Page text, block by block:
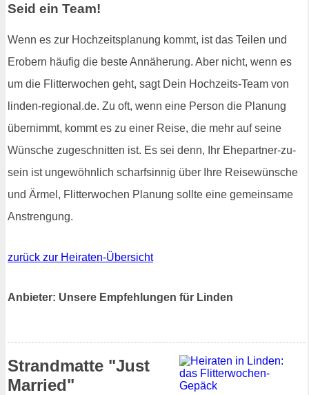
Seid ein Team!
Wenn es zur Hochzeitsplanung kommt, ist das Teilen und
Erobern häufig die beste Annäherung. Aber nicht, wenn es
um die Flitterwochen geht, sagt Dein Hochzeits-Team von
linden-regional.de. Zu oft, wenn eine Person die Planung
übernimmt, kommt es zu einer Reise, die mehr auf seine
Wünsche zugeschnitten ist. Es sei denn, Ihr Ehepartner-zu-
sein ist ungewöhnlich scharfsinnig über Ihre Reisewünsche
und Ärmel, Flitterwochen Planung sollte eine gemeinsame
Anstrengung.
zurück zur Heiraten-Übersicht
Anbieter: Unsere Empfehlungen für Linden
Strandmatte "Just
Married"